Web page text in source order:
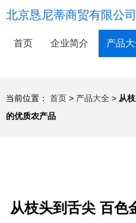
北京恳尼蒂商贸有限公司
首页 企业简介 产品
当前位置： 首页 > 产品大全 > 从
的优质农产品
从枝头到舌尖 百色